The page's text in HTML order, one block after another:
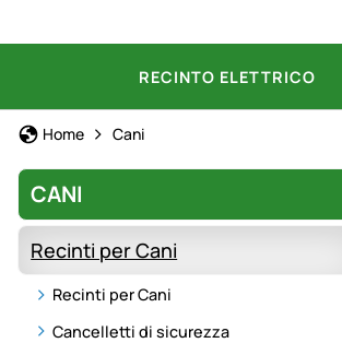
RECINTO ELETTRICO
Home Cani
CANI
Recinti per Cani
Recinti per Cani
Cancelletti di sicurezza